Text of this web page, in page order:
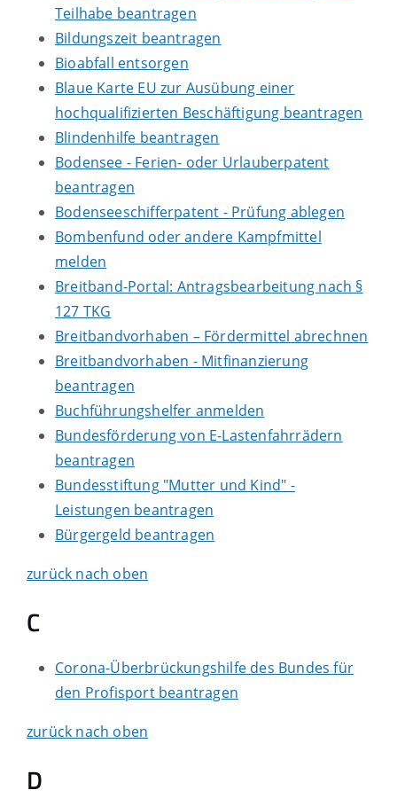
Teilhabe beantragen
Bildungszeit beantragen
Bioabfall entsorgen
Blaue Karte EU zur Ausübung einer
hochqualifizierten Beschäftigung beantragen
Blindenhilfe beantragen
Bodensee - Ferien- oder Urlauberpatent
beantragen
Bodenseeschifferpatent - Prüfung ablegen
Bombenfund oder andere Kampfmittel
melden
Breitband-Portal: Antragsbearbeitung nach §
127 TKG
Breitbandvorhaben – Fördermittel abrechnen
Breitbandvorhaben - Mitfinanzierung
beantragen
Buchführungshelfer anmelden
Bundesförderung von E-Lastenfahrrädern
beantragen
Bundesstiftung "Mutter und Kind" -
Leistungen beantragen
Bürgergeld beantragen
zurück nach oben
C
Corona-Überbrückungshilfe des Bundes für
den Profisport beantragen
zurück nach oben
D